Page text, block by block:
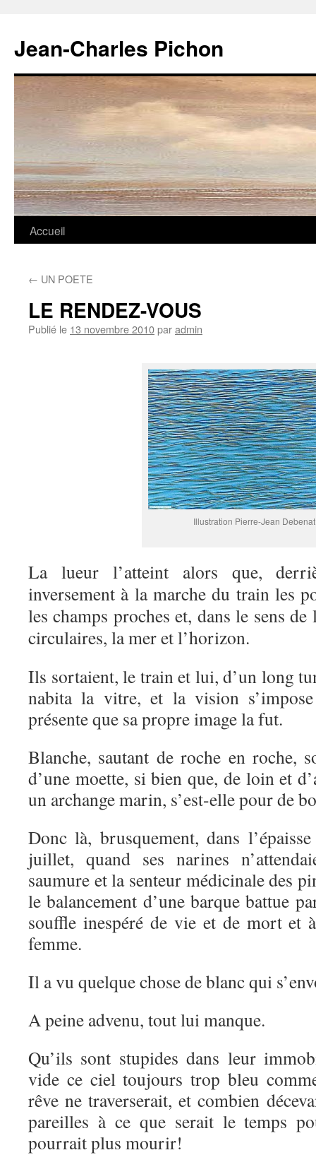
Jean-Charles Pichon
Aller
contenu
Accueil
← UN POETE
LE RENDEZ-VOUS
Publié le 13 novembre 2010paradmin
Illustration Pierre-Jean Debenat
La lueur l’atteint alors que,
inversement à la marche du train les
les champs proches et, dans le sens
circulaires, la mer et l’horizon.
Ils sortaient, le train et lui, d’un long
nabita la vitre, et la vision
présente que sa propre image la fut.
Blanche, sautant de roche en roche,
d’une moette, si bien que, de loin et
un archange marin, s’est-elle pour de
Donc là, brusquement, dans
juillet, quand ses narines
saumure et la senteur médicinale des
le balancement d’une barque battue
souffle inespéré de vie et de mort et
femme.
Il a vu quelque chose de blanc qui
A peine advenu, tout lui manque.
Qu’ils sont stupides dans leur
vide ce ciel toujours trop bleu
rêve ne traverserait, et combien
pareilles à ce que serait le temps
pourrait plus mourir!